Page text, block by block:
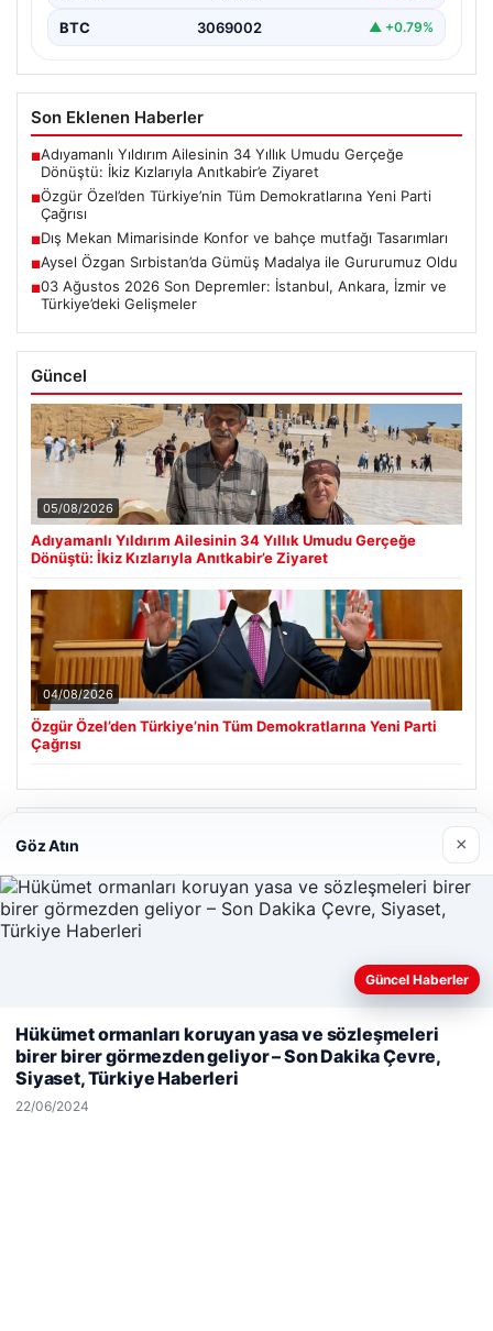
BTC 3069002 ▲ +0.79%
Son Eklenen Haberler
■Adıyamanlı Yıldırım Ailesinin 34 Yıllık Umudu Gerçeğe
Dönüştü: İkiz Kızlarıyla Anıtkabir’e Ziyaret
■Özgür Özel’den Türkiye’nin Tüm Demokratlarına Yeni Parti
Çağrısı
■Dış Mekan Mimarisinde Konfor ve bahçe mutfağı Tasarımları
■Aysel Özgan Sırbistan’da Gümüş Madalya ile Gururumuz Oldu
■03 Ağustos 2026 Son Depremler: İstanbul, Ankara, İzmir ve
Türkiye’deki Gelişmeler
Güncel
05/08/2026
Adıyamanlı Yıldırım Ailesinin 34 Yıllık Umudu Gerçeğe
Dönüştü: İkiz Kızlarıyla Anıtkabir’e Ziyaret
04/08/2026
Özgür Özel’den Türkiye’nin Tüm Demokratlarına Yeni Parti
Çağrısı
Hastaş Beton
26/05/2026
© 2026 Dünya Haberi – Güncel Haberler
deneyiminizi kişiselleştirmek ve geliştirmek amacıyla çerezler
kullanıyoruz.Çerez Politikamız
Göz Atın ×
Güncel Haberler
Hükümet ormanları koruyan yasa ve sözleşmeleri
birer birer görmezden geliyor – Son Dakika Çevre,
Siyaset, Türkiye Haberleri
22/06/2024